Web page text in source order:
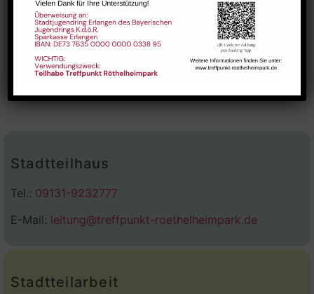
Stadtteilhaus
Tel.: 09131-9232777
E-Mail: leitung@treffpunkt-roethelheimpark.de
Stadtteilarbeit